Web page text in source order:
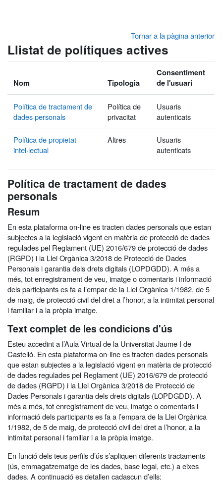
Tornar a la pàgina anterior
Llistat de polítiques actives
Nom Tipologia
Consentiment
de l'usuari
Política de tractament de
dades personals
Política de
privacitat
Usuaris
autenticats
Política de propietat
intel·lectual
Altres
Usuaris
autenticats
Política de tractament de dades
personals
Resum
En esta plataforma on-line es tracten dades personals que estan
subjectes a la legislació vigent en matèria de protecció de dades
regulades pel Reglament (UE) 2016/679 de protecció de dades
(RGPD) i la Llei Orgànica 3/2018 de Protecció de Dades
Personals i garantia dels drets digitals (LOPDGDD). A més a
més, tot enregistrament de veu, imatge o comentaris i informació
dels participants es fa a l’empar de la Llei Orgànica 1/1982, de 5
de maig, de protecció civil del dret a l’honor, a la intimitat personal
i familiar i a la pròpia imatge.
Text complet de les condicions d'ús
Esteu accedint a l’Aula Virtual de la Universitat Jaume I de
Castelló. En esta plataforma on-line es tracten dades personals
que estan subjectes a la legislació vigent en matèria de protecció
de dades regulades pel Reglament (UE) 2016/679 de protecció
de dades (RGPD) i la Llei Orgànica 3/2018 de Protecció de
Dades Personals i garantia dels drets digitals (LOPDGDD). A
més a més, tot enregistrament de veu, imatge o comentaris i
informació dels participants es fa a l’empara de la Llei Orgànica
1/1982, de 5 de maig, de protecció civil del dret a l’honor, a la
intimitat personal i familiar i a la pròpia imatge.
En funció dels teus perfils d’ús s’apliquen diferents tractaments
(ús, emmagatzematge de les dades, base legal, etc.) a eixes
dades. A continuació es detallen cadascun d’ells: